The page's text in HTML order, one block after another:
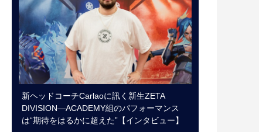
新ヘッドコーチCarlaoに訊く新生ZETA
DIVISION―ACADEMY組のパフォーマンス
は“期待をはるかに超えた”【インタビュー】